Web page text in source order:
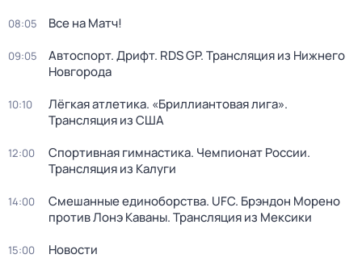
08:05 Все на Матч!
09:05
Автоспорт. Дрифт. RDS GP. Трансляция из Нижнего
Новгорода
10:10
Лёгкая атлетика. «Бриллиантовая лига».
Трансляция из США
12:00
Спортивная гимнастика. Чемпионат России.
Трансляция из Калуги
14:00
Смешанные единоборства. UFC. Брэндон Морено
против Лонэ Каваны. Трансляция из Мексики
15:00 Новости